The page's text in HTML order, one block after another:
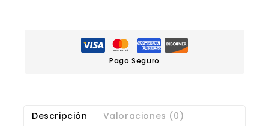
Pago Seguro
Descripción Valoraciones (0)